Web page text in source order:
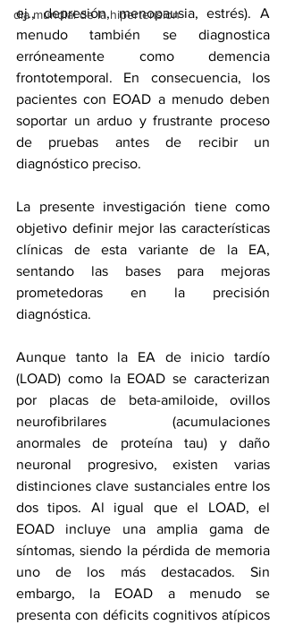
dia mundial de la hipertension
ej., depresión, menopausia, estrés). A
menudo también se diagnostica
erróneamente como demencia
frontotemporal. En consecuencia, los
pacientes con EOAD a menudo deben
soportar un arduo y frustrante proceso
de pruebas antes de recibir un
diagnóstico preciso.
La presente investigación tiene como
objetivo definir mejor las características
clínicas de esta variante de la EA,
sentando las bases para mejoras
prometedoras en la precisión
diagnóstica.
Aunque tanto la EA de inicio tardío
(LOAD) como la EOAD se caracterizan
por placas de beta-amiloide, ovillos
neurofibrilares (acumulaciones
anormales de proteína tau) y daño
neuronal progresivo, existen varias
distinciones clave sustanciales entre los
dos tipos. Al igual que el LOAD, el
EOAD incluye una amplia gama de
síntomas, siendo la pérdida de memoria
uno de los más destacados. Sin
embargo, la EOAD a menudo se
presenta con déficits cognitivos atípicos